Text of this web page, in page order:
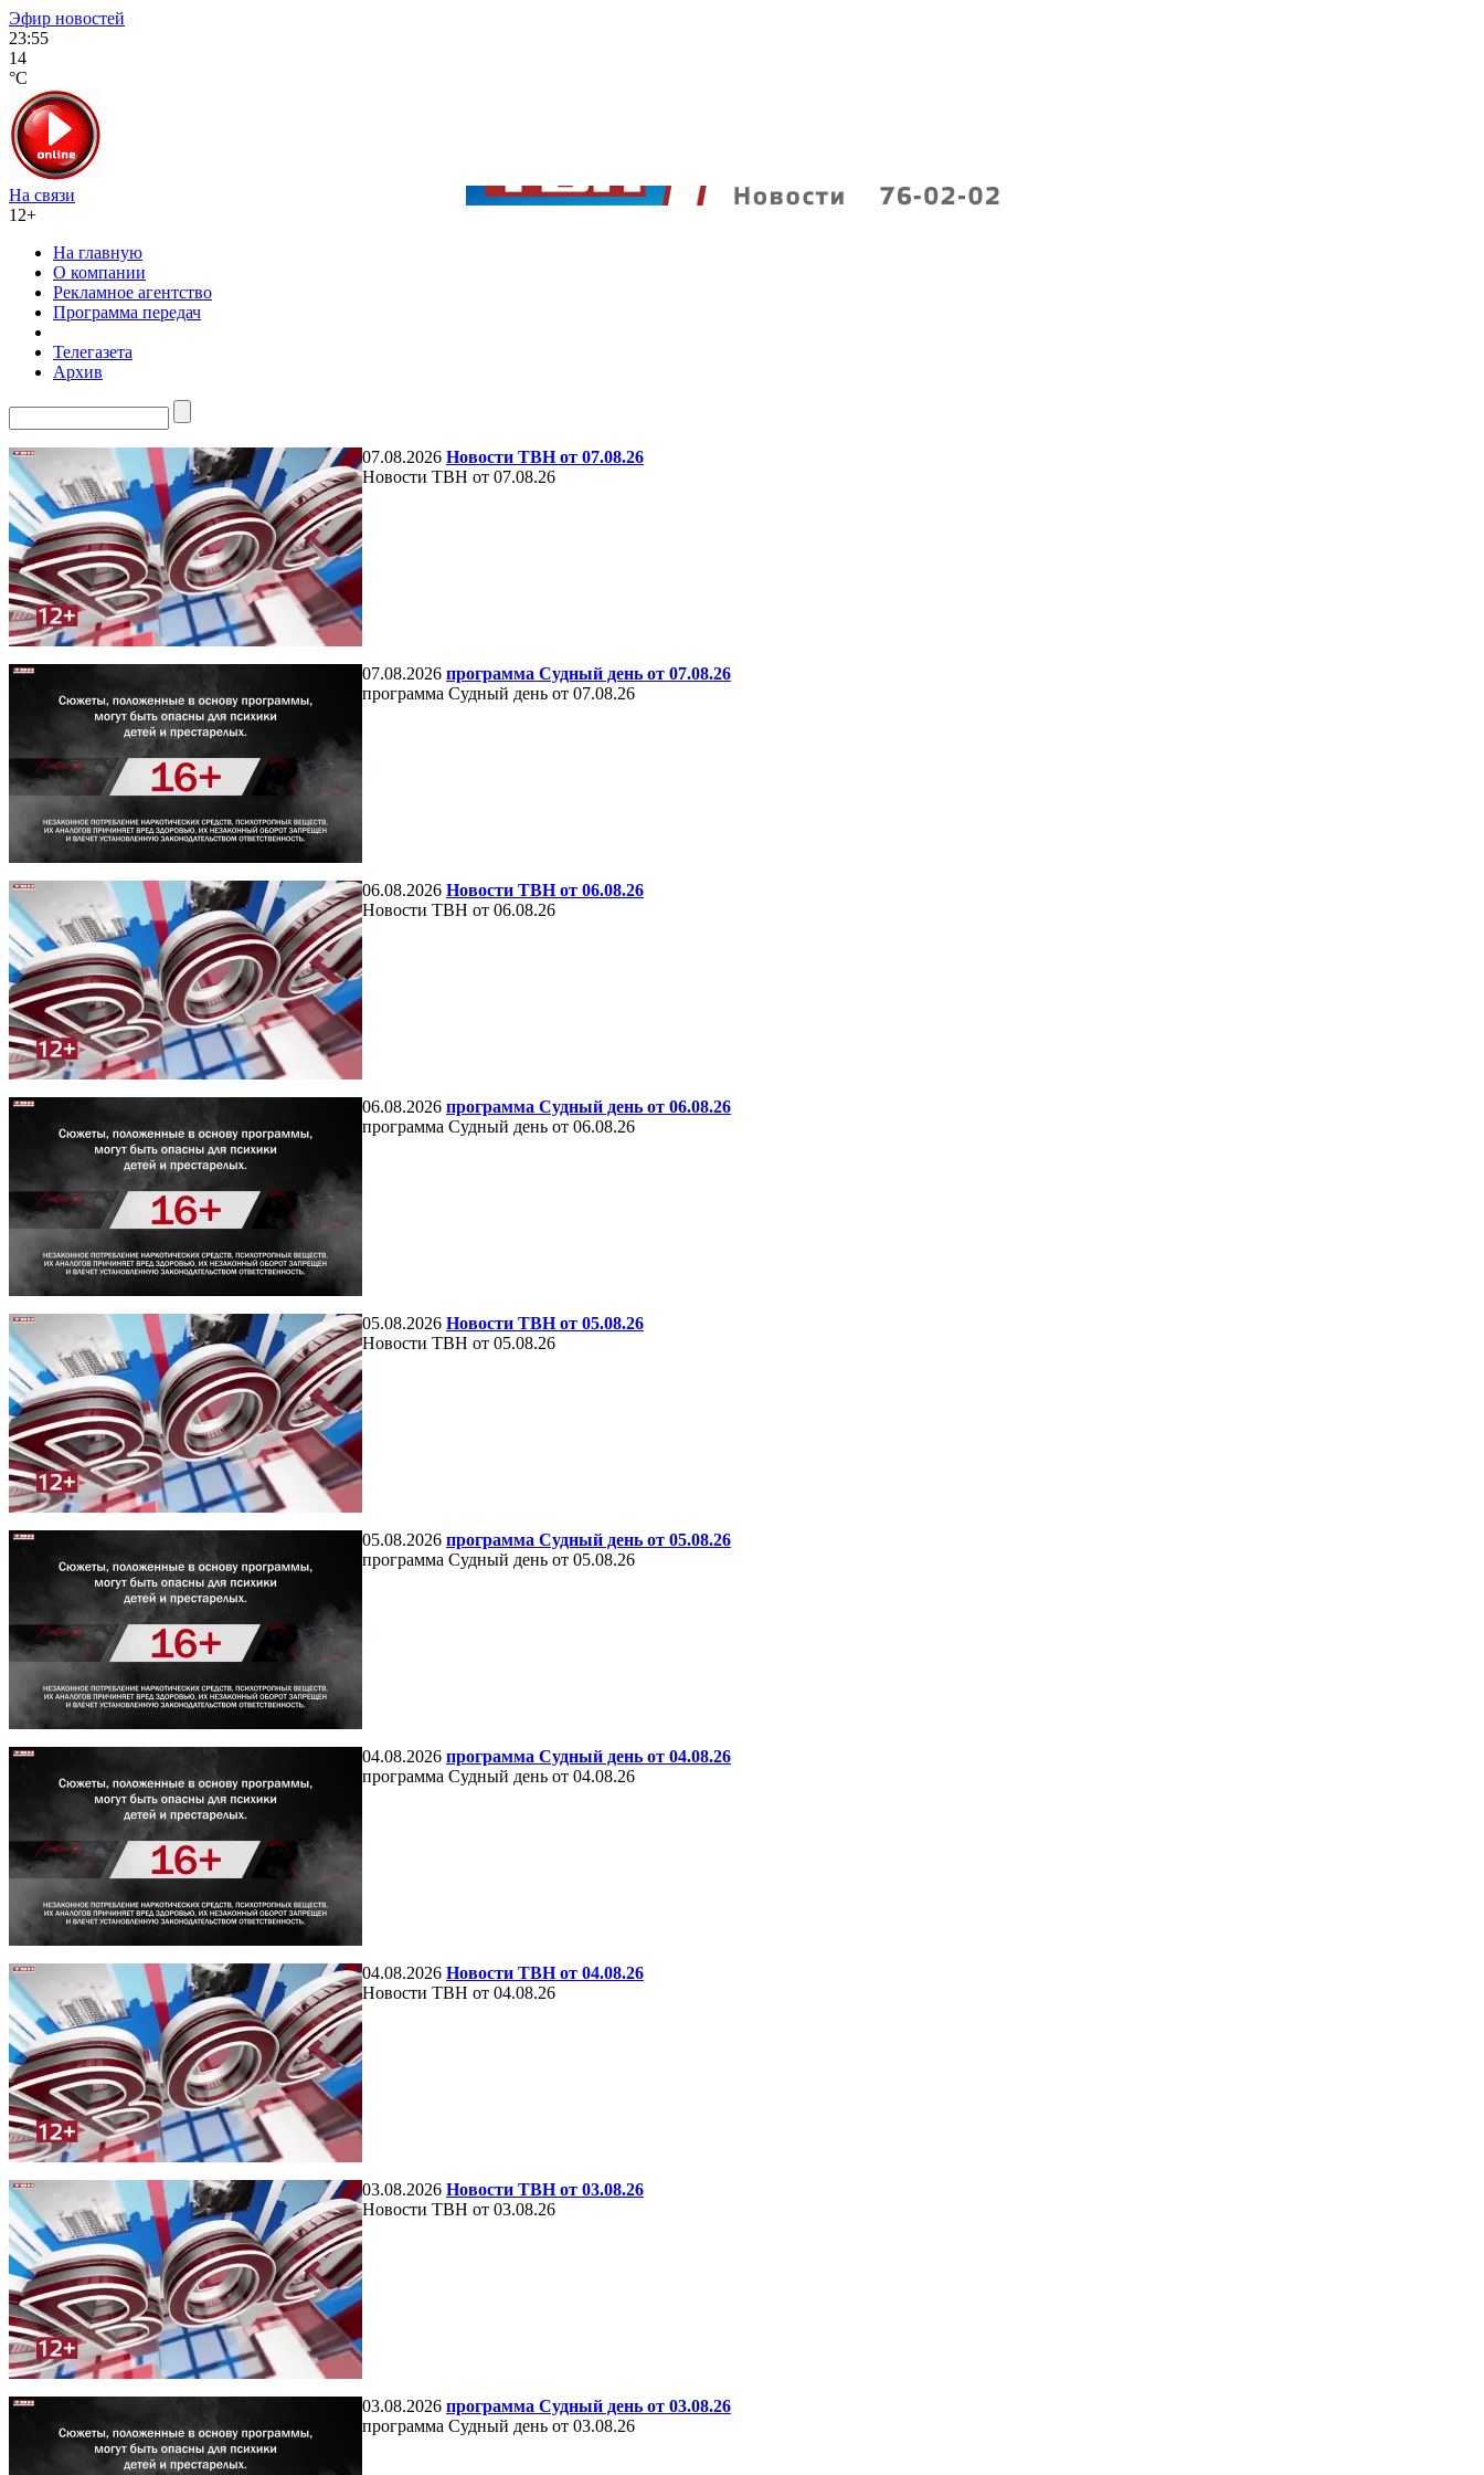
Эфир новостей
23:55
14
°C
На связи
12+
На главную
О компании
Рекламное агентство
Программа передач
Телегазета
Архив
07.08.2026 Новости ТВН от 07.08.26
Новости ТВН от 07.08.26
07.08.2026 программа Судный день от 07.08.26
программа Судный день от 07.08.26
06.08.2026 Новости ТВН от 06.08.26
Новости ТВН от 06.08.26
06.08.2026 программа Судный день от 06.08.26
программа Судный день от 06.08.26
05.08.2026 Новости ТВН от 05.08.26
Новости ТВН от 05.08.26
05.08.2026 программа Судный день от 05.08.26
программа Судный день от 05.08.26
04.08.2026 программа Судный день от 04.08.26
программа Судный день от 04.08.26
04.08.2026 Новости ТВН от 04.08.26
Новости ТВН от 04.08.26
03.08.2026 Новости ТВН от 03.08.26
Новости ТВН от 03.08.26
03.08.2026 программа Судный день от 03.08.26
программа Судный день от 03.08.26